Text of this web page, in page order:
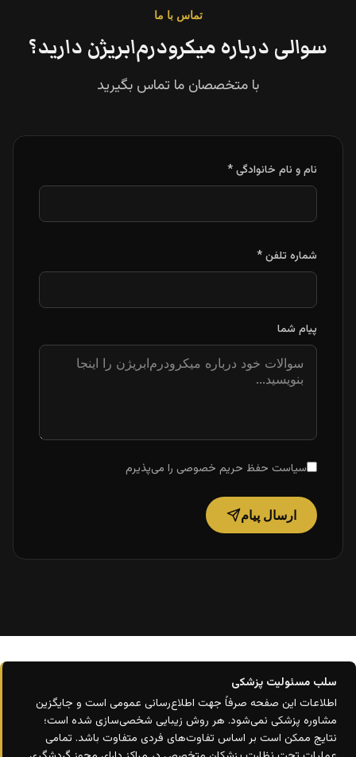
تماس با ما
سوالی درباره میکرودرم‌ابریژن دارید؟
با متخصصان ما تماس بگیرید
نام و نام خانوادگی *
شماره تلفن *
پیام شما
سیاست حفظ حریم خصوصی را می‌پذیرم
ارسال پیام
سلب مسئولیت پزشکی
اطلاعات این صفحه صرفاً جهت اطلاع‌رسانی عمومی است و جایگزین
مشاوره پزشکی نمی‌شود. هر روش زیبایی شخصی‌سازی شده است؛
نتایج ممکن است بر اساس تفاوت‌های فردی متفاوت باشد. تمامی